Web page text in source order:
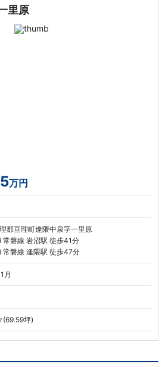
里原
万円
郡亘理町逢隈中泉字一里原
常磐線 岩沼駅 徒歩41分
常磐線 逢隈駅 徒歩47分
月
坪)